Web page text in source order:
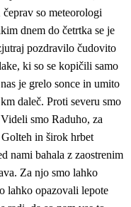
so meteorologi
dnem do četrtka se je
pozdravilo čudovito
ki so se kopičili samo
je grelo sonce in umito
daleč. Proti severu smo
smo Raduho, za
in širok hrbet
nami bahala z zaostrenim
Za njo smo lahko
lahko opazovali lepote